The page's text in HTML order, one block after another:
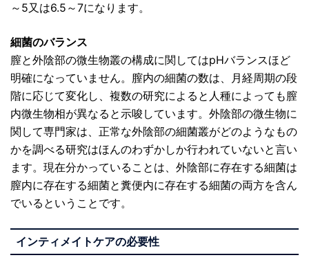
～5又は6.5～7になります。
細菌のバランス
膣と外陰部の微生物叢の構成に関してはpHバランスほど
明確になっていません。膣内の細菌の数は、月経周期の段
階に応じて変化し、複数の研究によると人種によっても膣
内微生物相が異なると示唆しています。外陰部の微生物に
関して専門家は、正常な外陰部の細菌叢がどのようなもの
かを調べる研究はほんのわずかしか行われていないと言い
ます。現在分かっていることは、外陰部に存在する細菌は
膣内に存在する細菌と糞便内に存在する細菌の両方を含ん
でいるということです。
インティメイトケアの必要性